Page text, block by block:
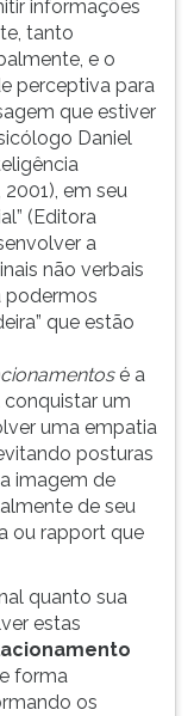
informações
tanto
e o
perceptiva para
que estiver
Daniel
em seu
(Editora
a
não verbais
podermos
que estão
é a
um
uma empatia
posturas
imagem de
de seu
ou rapport que
quanto sua
estas
forma
os